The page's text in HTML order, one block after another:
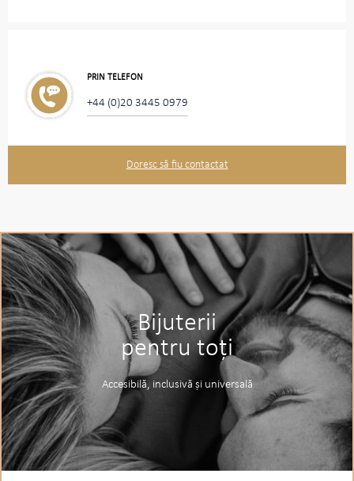
PRIN TELEFON
+44 (0)20 3445 0979
Doresc să fiu contactat
Bijuterii
pentru toți
Accesibilă, inclusivă și universală